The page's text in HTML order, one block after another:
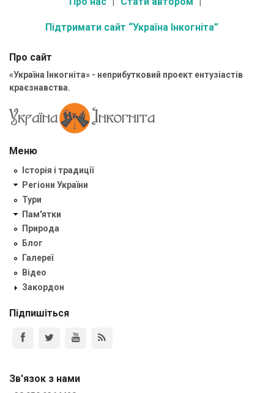
Підтримати сайт “Україна Інкогніта”
Про сайт
«Україна Інкогніта» - неприбутковий проект ентузіастів
краєзнавства.
Меню
Історія і традиції
Регіони України
Тури
Пам'ятки
Природа
Блог
Галереї
Відео
Закордон
Підпишіться
Зв'язок з нами